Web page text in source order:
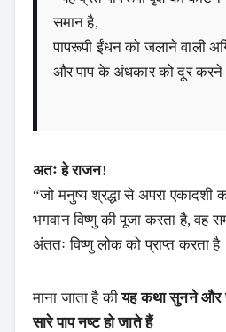
समान है,
पापरूपी ईंधन को जलाने वाली
और पाप के अंधकार को दूर करने
अतः हे राजन!
“जो मनुष्य श्रद्धा से अपरा एकादशी
भगवान विष्णु की पूजा करता है, वह
अंततः विष्णु लोक को प्राप्त करता
माना जाता है कीयह कथा सुनने और
सारे पाप नष्ट हो जाते हैं